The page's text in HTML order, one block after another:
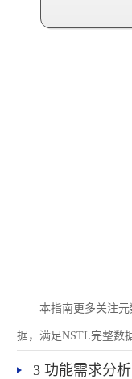
本指南更多关注
据，满足NSTL完整数
3 功能需求分析